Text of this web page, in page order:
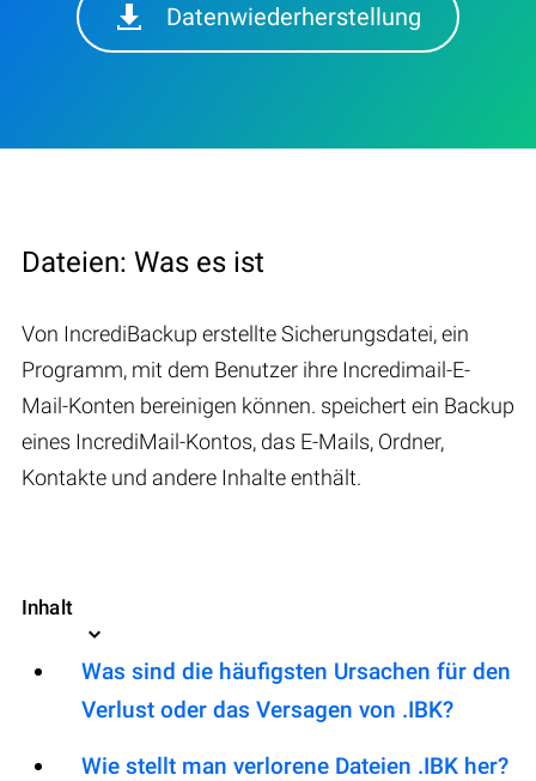
Datenwiederherstellung
Dateien: Was es ist
Von IncrediBackup erstellte Sicherungsdatei, ein
Programm, mit dem Benutzer ihre Incredimail-E-
Mail-Konten bereinigen können. speichert ein Backup
eines IncrediMail-Kontos, das E-Mails, Ordner,
Kontakte und andere Inhalte enthält.
Inhalt
Was sind die häufigsten Ursachen für den
Verlust oder das Versagen von .IBK?
Wie stellt man verlorene Dateien .IBK her?